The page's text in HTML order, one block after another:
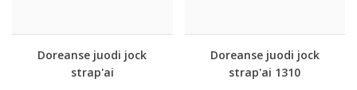
Doreanse juodi jock
strap'ai
Doreanse juodi jock
strap'ai 1310